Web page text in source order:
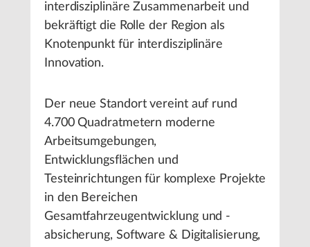
interdisziplinäre Zusammenarbeit und
bekräftigt die Rolle der Region als
Knotenpunkt für interdisziplinäre
Innovation.
Der neue Standort vereint auf rund
4.700 Quadratmetern moderne
Arbeitsumgebungen,
Entwicklungsflächen und
Testeinrichtungen für komplexe Projekte
in den Bereichen
Gesamtfahrzeugentwicklung und -
absicherung, Software & Digitalisierung,